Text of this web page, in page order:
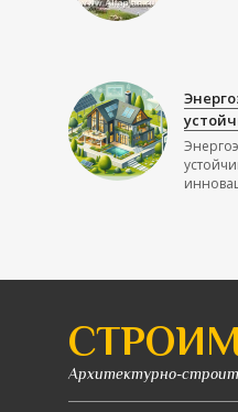
Архитектурно-